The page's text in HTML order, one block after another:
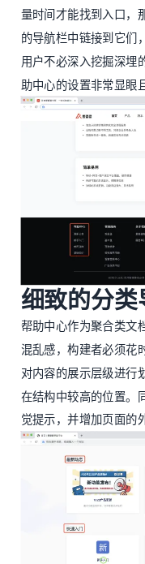
量时间才能找到入口，
的导航栏中链接到它们
用户不必深入挖掘深埋
助中心的设置非常显眼
细致的分类
帮助中心作为聚合类文
混乱感，构建者必须花
对内容的展示层级进行
在结构中较高的位置。
觉提示，并增加页面的